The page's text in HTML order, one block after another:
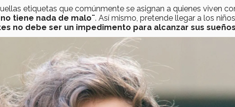
etiquetas que comúnmente se asignan a quienes viven
tiene nada de malo¨. Así mismo, pretende llegar a los
no debe ser un impedimento para alcanzar sus sueños